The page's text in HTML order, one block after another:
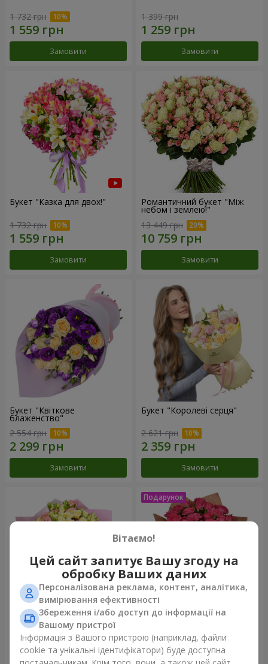
1 732 грн
Замовити
1 399 грн
Замовити
Букет "Казка для двох!"
1 732 грн
Замовити
Романтичний букет "Між
небом і землею!"
13 449 грн
Замовити
Букет "Квіткове
блаженство"
2 554 грн
Замовити
Букет "Королеві серця"
2 621 грн
Замовити
Мікс "Планета троянд" із 51
кущової троянди
6 540 грн
Букет "Чарівність" з
2 624 грн
Вітаємо!
Цей сайт запитує Вашу згоду на
обробку Ваших даних
Персоналізована реклама, контент, аналітика,
вимірювання ефективності
Збереження і/або доступ до інформації на
Вашому пристрої
Інформація з Вашого пристрою (наприклад, файли
cookie та унікальні ідентифікатори) буде доступна